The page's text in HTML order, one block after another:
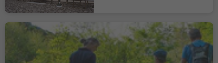
Theme trail Nature
experience in the
Schludernser Au
Sluderno/Schluderns, Schluderns/Sluderno, Vinschgau/Val Venosta